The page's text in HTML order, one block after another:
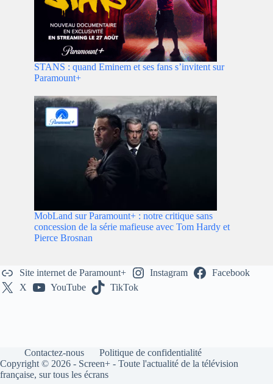
STANS : quand Eminem et ses fans s’invitent sur
Paramount+
MobLand sur Paramount+ : notre critique sans
concession de la série mafieuse avec Tom Hardy et
Pierce Brosnan
Site internet de Paramount+ Instagram
Facebook
X
YouTube TikTok
Contactez-nous
Politique de confidentialité
Copyright © 2026 - Screen+ - Toute l'actualité de la télévision
française, sur tous les écrans